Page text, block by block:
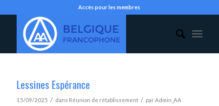
Accès pour les membres
Lessines Espérance
15/09/2025 / dans Réunion de rétablissement / parAdmin_AA